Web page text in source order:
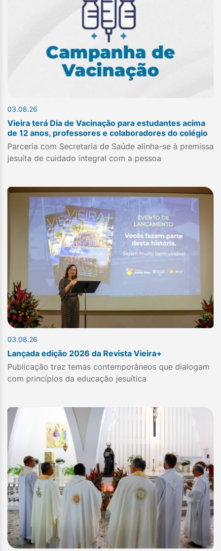
03.08.26
Vieira terá Dia de Vacinação para estudantes acima
de 12 anos, professores e colaboradores do colégio
Parceria com Secretaria de Saúde alinha-se à premissa
jesuíta de cuidado integral com a pessoa
03.08.26
Lançada edição 2026 da Revista Vieira+
Publicação traz temas contemporâneos que dialogam
com princípios da educação jesuítica